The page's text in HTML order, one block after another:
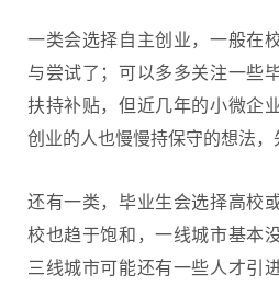
一类会选择自主创业，一般在
与尝试了；可以多多关注一些
扶持补贴，但近几年的小微企
创业的人也慢慢持保守的想法，
还有一类，毕业生会选择高校
校也趋于饱和，一线城市基本
三线城市可能还有一些人才引